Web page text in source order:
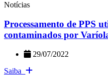
Notícias
Processamento de PPS
contaminados por
29/07/2022
Saiba